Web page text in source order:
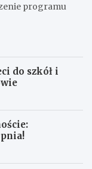
programu
do szkół i